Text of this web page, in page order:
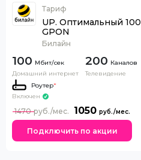
Тариф
UP. Оптимальный
GPON
Билайн
100
Домашний интернет
200 Каналов
Телевидение
Роутер*
Включен
1050
1470
Подключить по акции